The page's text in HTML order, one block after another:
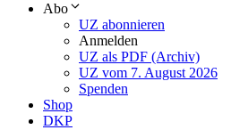
Abo
UZ abonnieren
Anmelden
UZ als PDF (Archiv)
UZ vom 7. August 2026
Spenden
Shop
DKP